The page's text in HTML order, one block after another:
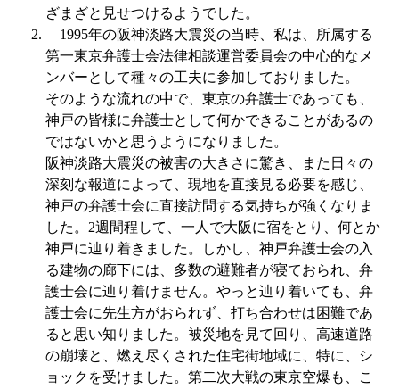
ざまざと見せつけるようでした。
1995年の阪神淡路大震災の当時、私は、所属する
第一東京弁護士会法律相談運営委員会の中心的なメ
ンバーとして種々の工夫に参加しておりました。
そのような流れの中で、東京の弁護士であっても、
神戸の皆様に弁護士として何かできることがあるの
ではないかと思うようになりました。
阪神淡路大震災の被害の大きさに驚き、また日々の
深刻な報道によって、現地を直接見る必要を感じ、
神戸の弁護士会に直接訪問する気持ちが強くなりま
した。 2週間程して、一人で大阪に宿をとり、何とか
神戸に辿り着きました。しかし、神戸弁護士会の入
る建物の廊下には、多数の避難者が寝ておられ、弁
護士会に辿り着けません。やっと辿り着いても、弁
護士会に先生方がおられず、打ち合わせは困難であ
ると思い知りました。被災地を見て回り、高速道路
の崩壊と、燃え尽くされた住宅街地域に、特に、シ
ョックを受けました。第二次大戦の東京空爆も、こ